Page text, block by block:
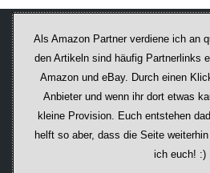
Als Amazon Partner verdiene ich an
den Artikeln sind häufig Partnerlinks
Amazon und eBay. Durch einen
Anbieter und wenn ihr dort etwas
kleine Provision. Euch entstehen
helft so aber, dass die Seite
ich euch! :)